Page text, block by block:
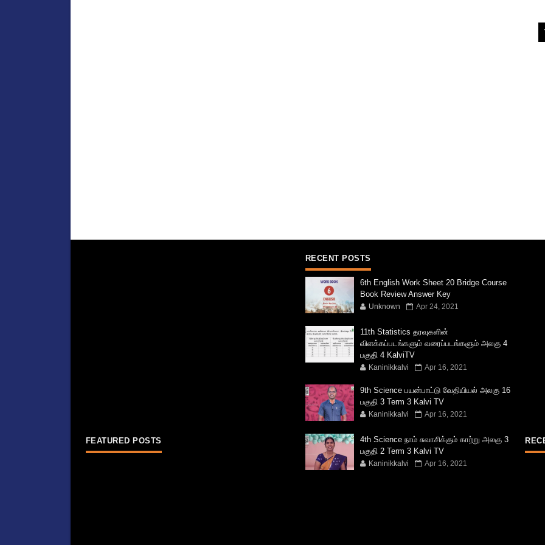
FEATURED POSTS
RECENT POSTS
6th English Work Sheet 20 Bridge Course
Book Review Answer Key
Unknown Apr 24, 2021
11th Statistics தரவுகளின்
விளக்கப்படங்களும் வரைப்படங்களும் அலகு 4
பகுதி 4 KalviTV
Kaninikkalvi Apr 16, 2021
9th Science பயன்பாட்டு வேதியியல் அலகு 16
பகுதி 3 Term 3 Kalvi TV
Kaninikkalvi Apr 16, 2021
4th Science நாம் சுவாசிக்கும் காற்று அலகு 3
பகுதி 2 Term 3 Kalvi TV
Kaninikkalvi Apr 16, 2021